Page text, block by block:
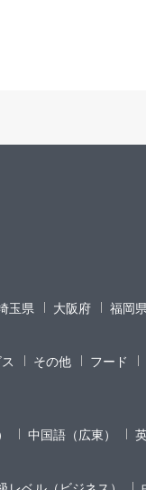
玉県 大阪府 福岡
その他 フード
中国語（広東）